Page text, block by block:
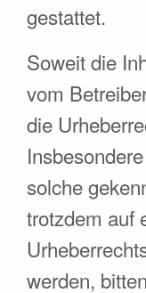
gestattet.
Soweit die
vom
die
solche
trotzdem auf
werden,